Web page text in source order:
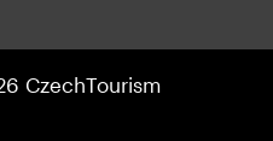
CzechTourism